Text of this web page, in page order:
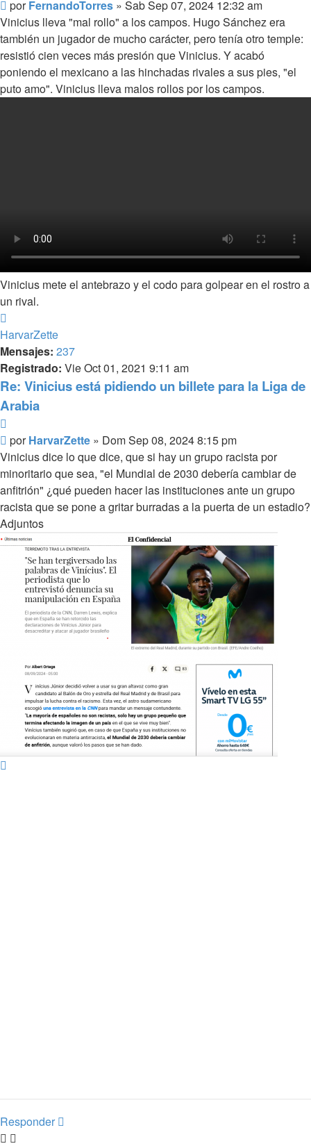
Mensaje
porFernandoTorres » Sab Sep 07, 2024 12:32 am
Vinicius lleva "mal rollo" a los campos. Hugo Sánchez era
también un jugador de mucho carácter, pero tenía otro temple:
resistió cien veces más presión que Vinicius. Y acabó
poniendo el mexicano a las hinchadas rivales a sus pies, "el
puto amo". Vinicius lleva malos rollos por los campos.
Vinicius mete el antebrazo y el codo para golpear en el rostro a
un rival.
HarvarZette
Mensajes: 237
Registrado: Vie Oct 01, 2021 9:11 am
Re: Vinicius está pidiendo un billete para la Liga de
Arabia
Mensaje
porHarvarZette » Dom Sep 08, 2024 8:15 pm
Vinicius dice lo que dice, que si hay un grupo racista por
minoritario que sea, "el Mundial de 2030 debería cambiar de
anfitrión" ¿qué pueden hacer las instituciones ante un grupo
racista que se pone a gritar burradas a la puerta de un estadio?
Adjuntos
Responder